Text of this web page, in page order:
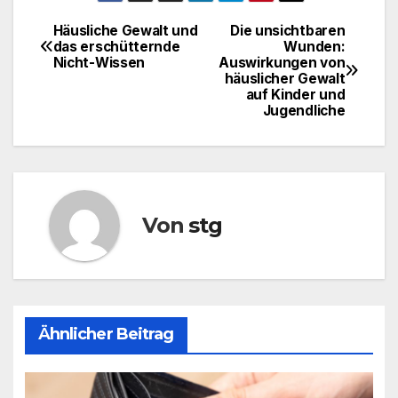
Beitrags-
Navigation
Die unsichtbaren
Wunden:
Auswirkungen von
häuslicher Gewalt
auf Kinder und
Jugendliche
Häusliche Gewalt und
das erschütternde
Nicht-Wissen
Vonstg
Ähnlicher Beitrag